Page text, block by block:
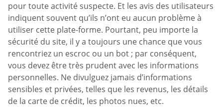
pour toute activité suspecte. Et les avis des utilisateurs
indiquent souvent qu’ils n’ont eu aucun problème à
utiliser cette plate-forme. Pourtant, peu importe la
sécurité du site, il y a toujours une chance que vous
rencontriez un escroc ou un bot ; par conséquent,
vous devez être très prudent avec les informations
personnelles. Ne divulguez jamais d’informations
sensibles et privées, telles que les revenus, les détails
de la carte de crédit, les photos nues, etc.